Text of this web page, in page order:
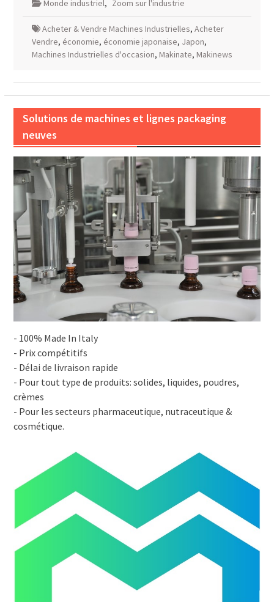
Monde industriel, Zoom sur l'industrie
Acheter & Vendre Machines Industrielles, Acheter
Vendre, économie, économie japonaise, Japon,
Machines Industrielles d'occasion, Makinate, Makinews
Solutions de machines et lignes packaging
neuves
- 100% Made In Italy
- Prix compétitifs
- Délai de livraison rapide
- Pour tout type de produits: solides, liquides, poudres,
crèmes
- Pour les secteurs pharmaceutique, nutraceutique &
cosmétique.